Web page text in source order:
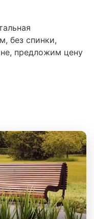
без спинки,
предложим цену